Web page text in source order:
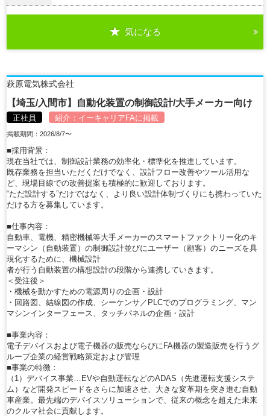
気になる
萩原電気株式会社
【埼玉/入間市】自動化装置の制御設計/大手メーカー向け
正社員 紹介： イーキャリアFAに掲載
掲載期間：2026/8/7〜
■採用背景：
現在当社では、制御設計業務の効率化・標準化を推進しています。
既存業務を担当いただくだけでなく、設計フロー改善やツール活用な
ど、現場目線での改善提案も積極的に歓迎しております。
“ただ設計する”だけではなく、より良い設計体制づくりにも携わっていた
だける方を募集しています。
■仕事内容：
自動車、電機、精密機械等大手メーカーのスマートファクトリー化のキ
ーマシン（自動装置）の制御設計並びにユーザー（顧客）のニーズを具
現化するために、機械設計
者が行う自動装置の構想設計の段階から連携していきます。
＜受注後＞
・機械を動かすための電源周りの企画・設計
・回路図、結線図の作成、シーケンサ／PLCでのプログラミング、マン
マシンインターフェース、タッチパネルの企画・設計
■事業内容：
電子デバイスおよび電子機器の販売ならびにFA機器の製造販売を行うグ
ループ企業の経営戦略策定および管理
■事業の特徴：
（1）デバイス事業…EVや自動運転などのADAS（先進運転支援システ
ム）など開発スピードをさらに加速させ、大きな変革期を突き進む自動
車産業。最先端のデバイスソリューションで、従来の概念を超えた未来
のクルマ社会に貢献します。